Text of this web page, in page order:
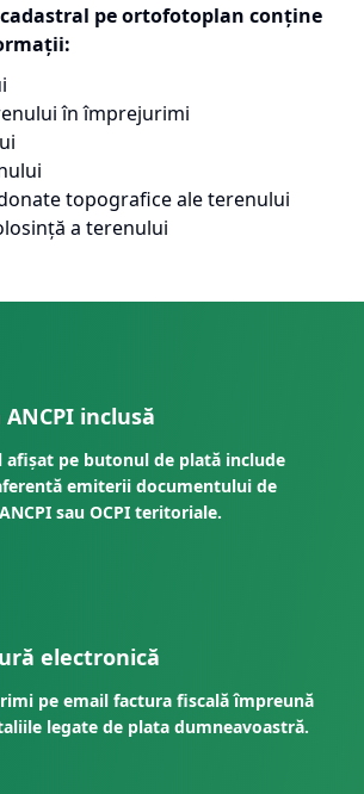
pe ortofotoplan conține
în împrejurimi
topografice ale terenului
a terenului
ANCPI inclusă
afișat pe butonul de plată include
emiterii documentului de
sau OCPI teritoriale.
electronică
pe email factura fiscală împreună
legate de plata dumneavoastră.